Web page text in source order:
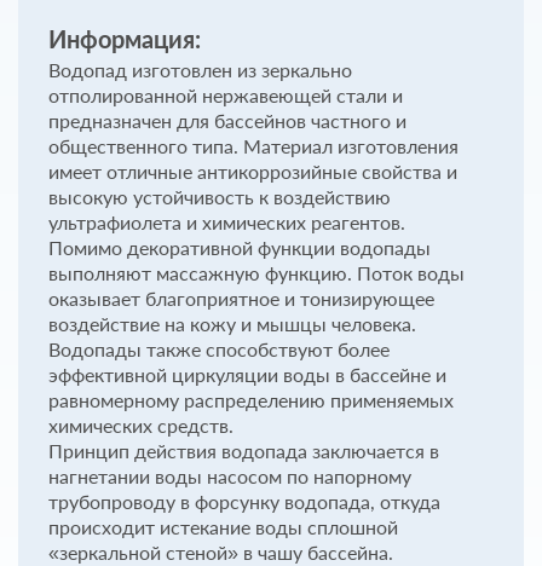
Информация:
Водопад изготовлен из зеркально
отполированной нержавеющей стали и
предназначен для бассейнов частного и
общественного типа. Материал изготовления
имеет отличные антикоррозийные свойства и
высокую устойчивость к воздействию
ультрафиолета и химических реагентов.
Помимо декоративной функции водопады
выполняют массажную функцию. Поток воды
оказывает благоприятное и тонизирующее
воздействие на кожу и мышцы человека.
Водопады также способствуют более
эффективной циркуляции воды в бассейне и
равномерному распределению применяемых
химических средств.
Принцип действия водопада заключается в
нагнетании воды насосом по напорному
трубопроводу в форсунку водопада, откуда
происходит истекание воды сплошной
«зеркальной стеной» в чашу бассейна.